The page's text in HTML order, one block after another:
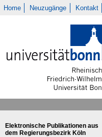
Home Neuzugänge Kontakt
Elektronische Publikationen aus
dem Regierungsbezirk Köln